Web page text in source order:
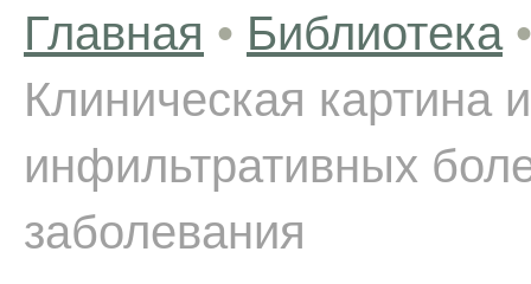
Главная • Библиотека •
Клиническая картина
инфильтративных
заболевания